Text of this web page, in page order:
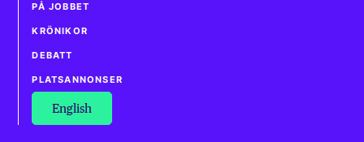
PÅ JOBBET
KRÖNIKOR
DEBATT
PLATSANNONSER
English